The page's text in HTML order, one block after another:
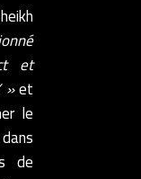
et
»et
le
dans
de